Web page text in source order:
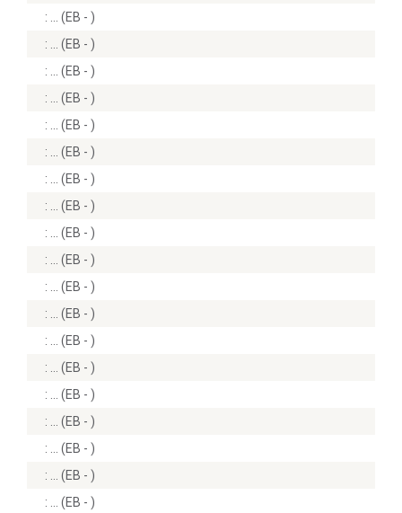
:
(EB - )
:
(EB - )
:
(EB - )
:
(EB - )
:
(EB - )
:
(EB - )
:
(EB - )
:
(EB - )
:
(EB - )
:
(EB - )
:
(EB - )
:
(EB - )
:
(EB - )
:
(EB - )
:
(EB - )
:
(EB - )
:
(EB - )
:
(EB - )
:
(EB - )